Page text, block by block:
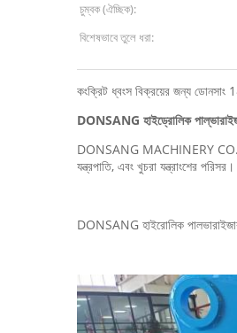
চুম্বক (ঐচ্ছিক):
বিশেষভাবে তুলে ধরা:
কংক্রিট ধ্বংস বিক্রয়ের জন্য ডোনসাং
DONSANG হাইড্রোলিক
DONSANG MACHINERY CO., LTD
যন্ত্রপাতি, এবং খুচরা যন্ত্রাংশের পরিসর।
DONSANG হাইরোলিক পালভারাইজার